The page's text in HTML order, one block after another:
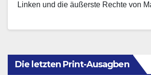
Linken und die äußerste Rechte von
Die letzten Print-Ausagben